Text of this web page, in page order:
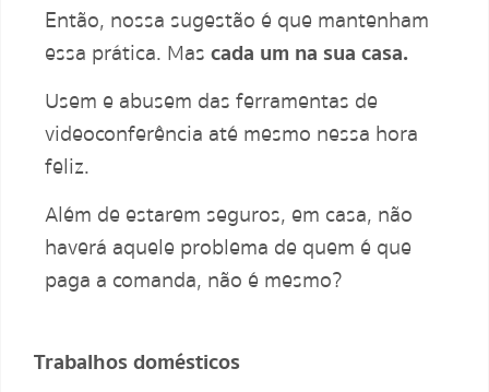
Então, nossa sugestão é que mantenham
essa prática. Mascada um na sua casa.
Usem e abusem das ferramentas de
videoconferência até mesmo nessa hora
feliz.
Além de estarem seguros, em casa, não
haverá aquele problema de quem é que
paga a comanda, não é mesmo?
Trabalhos domésticos